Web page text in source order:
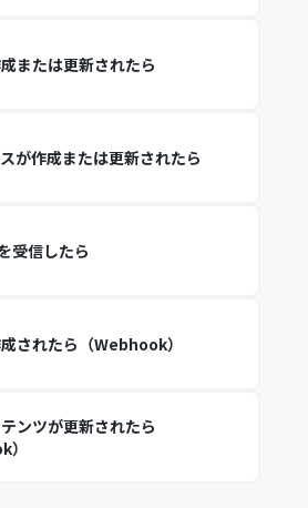
または更新されたら
が作成または更新されたら
受信したら
されたら（Webhook）
ンツが更新されたら
）